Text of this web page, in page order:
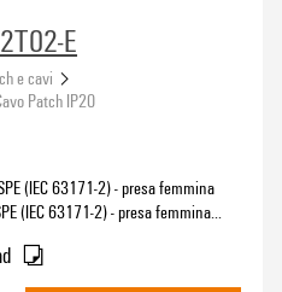
E
e cavi
Patch IP20
(IEC 63171-2) - presa femmina
(IEC 63171-2) - presa femmina